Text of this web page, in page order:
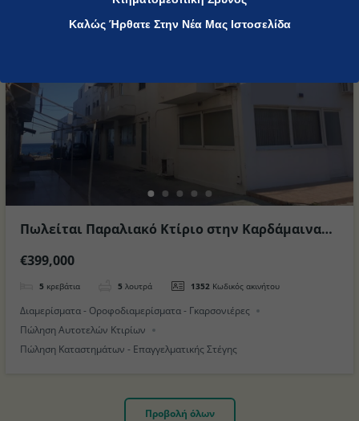
Καλώς Ήρθατε Στην Νέα Μας Ιστοσελίδα
Πωλείται Παραλιακό Κτίριο στην Καρδάμαινα
€399,000
5 κρεβάτια 5 λουτρά 1352 Κωδικός ακινήτου
Διαμερίσματα - Οροφοδιαμερίσματα - Γκαρσονιέρες
Πώληση Αυτοτελών Κτιρίων
Πώληση Καταστημάτων - Επαγγελματικής Στέγης
Προβολή όλων